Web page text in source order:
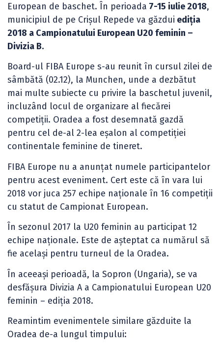
European de baschet. În perioada 7-15 iulie 2018,
municipiul de pe Crișul Repede va găzdui ediția
2018 a Campionatului European U20 feminin –
Divizia B.
Board-ul FIBA Europe s-au reunit în cursul zilei de
sâmbătă (02.12), la Munchen, unde a dezbătut
mai multe subiecte cu privire la baschetul juvenil,
incluzând locul de organizare al fiecărei
competiții. Oradea a fost desemnată gazdă
pentru cel de-al 2-lea eșalon al competiției
continentale feminine de tineret.
FIBA Europe nu a anunțat numele participantelor
pentru acest eveniment. Cert este că în vara lui
2018 vor juca 257 echipe naționale în 16 competiții
cu statut de Campionat European.
În sezonul 2017 la U20 feminin au participat 12
echipe naționale. Este de așteptat ca numărul să
fie același pentru turneul de la Oradea.
În aceeași perioadă, la Sopron (Ungaria), se va
desfășura Divizia A a Campionatului European U20
feminin – ediția 2018.
Reamintim evenimentele similare găzduite la
Oradea de-a lungul timpului: